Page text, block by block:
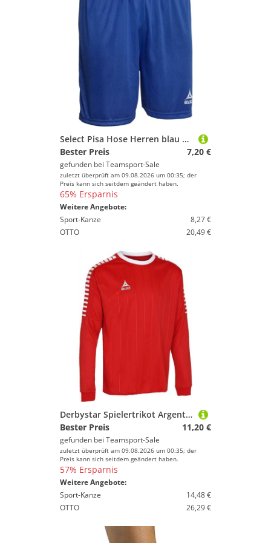
Select Pisa Hose Herren blau XXXL
Bester Preis
7,20 €
gefunden bei Teamsport-Sale
zuletzt überprüft am 09.08.2026 um 00:35; der
Preis kann sich seitdem geändert haben.
65% Ersparnis
Weitere Angebote:
Sport-Kanze
8,27 €
OTTO
20,49 €
Derbystar Spielertrikot Argentina langarm Kinder rot weiss 6 Jahre
Bester Preis
11,20 €
gefunden bei Teamsport-Sale
zuletzt überprüft am 09.08.2026 um 00:35; der
Preis kann sich seitdem geändert haben.
57% Ersparnis
Weitere Angebote:
Sport-Kanze
14,48 €
OTTO
26,29 €